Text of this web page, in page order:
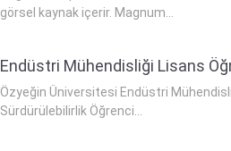
görsel kaynak içerir. Magnum...
Endüstri Mühendisliği Lisans
Özyeğin Üniversitesi Endüstri
Sürdürülebilirlik Öğrenci...